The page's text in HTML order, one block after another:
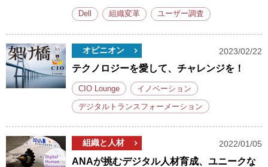
Dell 組織変革 ユーザー調査
オピニオン 2023/02/22
テクノロジーを愛して、チャレンジを！
CIO Lounge イノベーション
デジタルトランスフォーメーション
組織と人材 2022/01/05
ANAが挑むデジタル人材育成、ユニークな